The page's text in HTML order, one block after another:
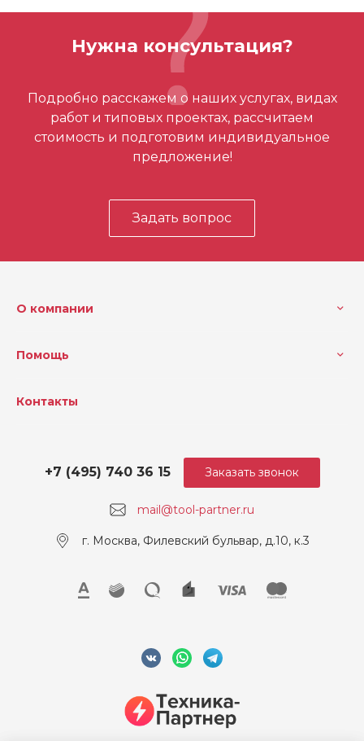
1
Макс. глубина резания (м
60
Макс. глубина реза (мм) 60
Отзывов ещё нет – ваш может стать
первым
Нужна консультация?
Подробно расскажем о наших услугах, видах
работ и типовых проектах, рассчитаем
стоимость и подготовим индивидуальное
предложение!
Задать вопрос
О компании
Помощь
Контакты
mail@tool-partner.ru
+7 (495) 740 36 15
г. Москва, Филевский бульвар, д.10, к.3
Заказать звонок